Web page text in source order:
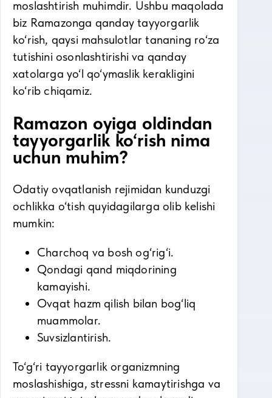
moslashtirish muhimdir. Ushbu maqolada
biz Ramazonga qanday tayyorgarlik
ko‘rish, qaysi mahsulotlar tananing ro‘za
tutishini osonlashtirishi va qanday
xatolarga yo‘l qo‘ymaslik kerakligini
ko‘rib chiqamiz.
Ramazon oyiga oldindan
tayyorgarlik ko‘rish nima
uchun muhim?
Odatiy ovqatlanish rejimidan kunduzgi
ochlikka o‘tish quyidagilarga olib kelishi
mumkin:
Charchoq va bosh og‘rig‘i.
Qondagi qand miqdorining
kamayishi.
Ovqat hazm qilish bilan bog‘liq
muammolar.
Suvsizlantirish.
To‘g‘ri tayyorgarlik organizmning
moslashishiga, stressni kamaytirishga va